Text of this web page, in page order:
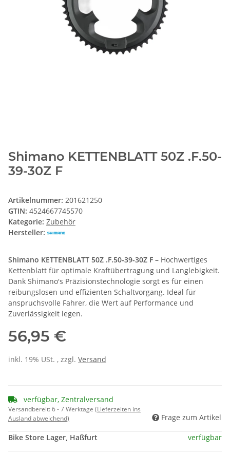
Shimano KETTENBLATT 50Z .F.50-
39-30Z F
Artikelnummer: 201621250
GTIN: 4524667745570
Kategorie: Zubehör
Hersteller:
Shimano KETTENBLATT 50Z .F.50-39-30Z F – Hochwertiges
Kettenblatt für optimale Kraftübertragung und Langlebigkeit.
Dank Shimano's Präzisionstechnologie sorgt es für einen
reibungslosen und effizienten Schaltvorgang. Ideal für
anspruchsvolle Fahrer, die Wert auf Performance und
Zuverlässigkeit legen.
56,95 €
inkl. 19% USt. , zzgl. Versand
verfügbar, Zentralversand
Versandbereit:6 - 7 Werktage (Lieferzeiten ins
Ausland abweichend)
Frage zum Artikel
Bike Store Lager, Haßfurt verfügbar